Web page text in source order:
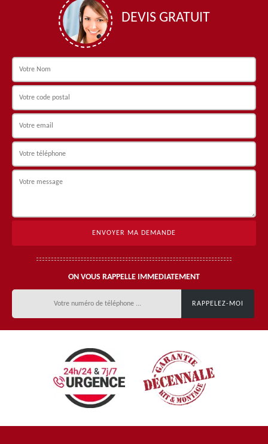
DEVIS GRATUIT
ON VOUS RAPPELLE IMMEDIATEMENT